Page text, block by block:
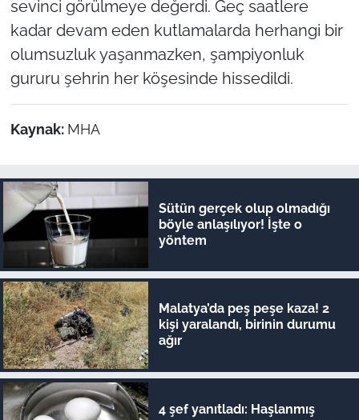
sevinci görülmeye değerdi. Geç saatlere
kadar devam eden kutlamalarda herhangi bir
olumsuzluk yaşanmazken, şampiyonluk
gururu şehrin her köşesinde hissedildi.
Kaynak: MHA
Sütün gerçek olup olmadığı
böyle anlaşılıyor! İşte o
yöntem
Malatya’da peş peşe kaza! 2
kişi yaralandı, birinin durumu
ağır
4 şef yanıtladı: Haşlanmış